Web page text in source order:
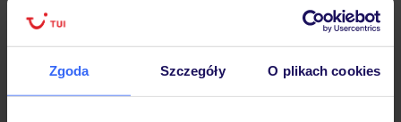
Zgoda Szczegóły O plikach cookies
Hotel